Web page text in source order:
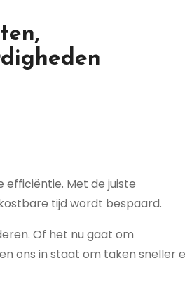
efficiëntie. Met de juiste
tijd wordt bespaard.
Of het nu gaat om
ons in staat om taken sneller